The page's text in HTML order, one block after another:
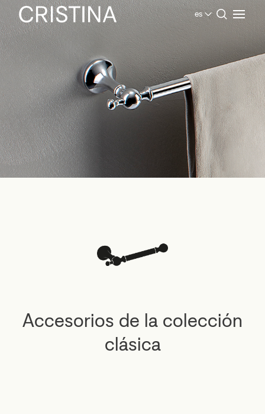
es
Accesorios de la colección
clásica
Home
Productos Baño
Classic Collection
Accesorios de la colección clásica